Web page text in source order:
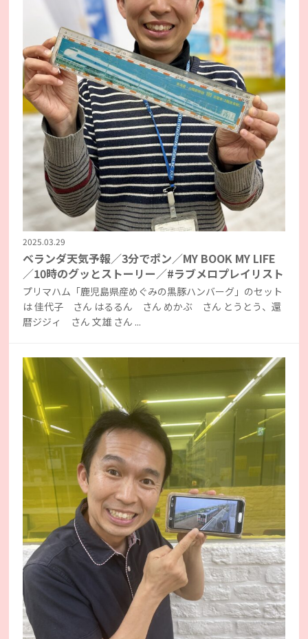
2025.03.29
ベランダ天気予報／3分でポン／MY BOOK MY LIFE
／10時のグッとストーリー／#ラブメロプレイリスト
プリマハム「鹿児島県産めぐみの黒豚ハンバーグ」のセット
は 佳代子 さん はるるん さん めかぶ さん とうとう、還
暦ジジィ さん 文雄 さん ...